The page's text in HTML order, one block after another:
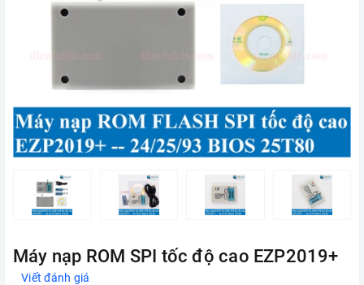
Máy nạp ROM SPI tốc độ cao EZP2019+
Viết đánh giá